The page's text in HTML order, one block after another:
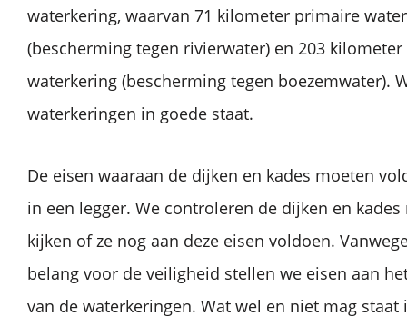
waterkering, waarvan 71 kilometer primaire
(bescherming tegen rivierwater) en 203
waterkering (bescherming tegen boezemwater).
waterkeringen in goede staat.
De eisen waaraan de dijken en kades moeten
in een legger. We controleren de dijken en
kijken of ze nog aan deze eisen voldoen.
belang voor de veiligheid stellen we eisen aan
van de waterkeringen. Wat wel en niet mag staat